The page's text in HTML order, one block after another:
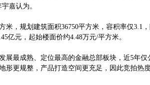
嘉认为。
，规划建筑面积36750平方米，容积率仅3.1，
亿元，起始楼面价约4.48万元/平方米。
最成熟、定位最高的金融总部板块，近5年仅
形更规整，产品打造空间更充足，因此竞拍热